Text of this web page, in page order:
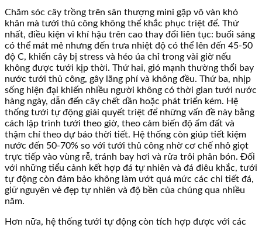
Chăm sóc cây trồng trên sân thượng mini gặp vô vàn khó
khăn mà tưới thủ công không thể khắc phục triệt để. Thứ
nhất, điều kiện vi khí hậu trên cao thay đổi liên tục: buổi sáng
có thể mát mẻ nhưng đến trưa nhiệt độ có thể lên đến 45-50
độ C, khiến cây bị stress và héo úa chỉ trong vài giờ nếu
không được tưới kịp thời. Thứ hai, gió mạnh thường thổi bay
nước tưới thủ công, gây lãng phí và không đều. Thứ ba, nhịp
sống hiện đại khiến nhiều người không có thời gian tưới nước
hàng ngày, dẫn đến cây chết dần hoặc phát triển kém. Hệ
thống tưới tự động giải quyết triệt để những vấn đề này bằng
cách lập trình tưới theo giờ, theo cảm biến độ ẩm đất và
thậm chí theo dự báo thời tiết. Hệ thống còn giúp tiết kiệm
nước đến 50-70% so với tưới thủ công nhờ cơ chế nhỏ giọt
trực tiếp vào vùng rễ, tránh bay hơi và rửa trôi phân bón. Đối
với những tiểu cảnh kết hợp đá tự nhiên và đá điêu khắc, tưới
tự động còn đảm bảo không làm ướt quá mức các chi tiết đá,
giữ nguyên vẻ đẹp tự nhiên và độ bền của chúng qua nhiều
năm.
Hơn nữa, hệ thống tưới tự động còn tích hợp được với các